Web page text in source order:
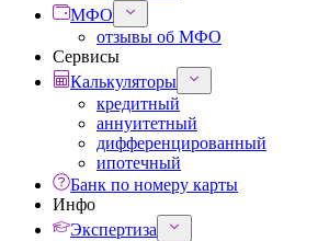
МФО
отзывы об МФО
Сервисы
Калькуляторы
кредитный
аннуитетный
дифференцированный
ипотечный
Банк по номеру карты
Инфо
Экспертиза